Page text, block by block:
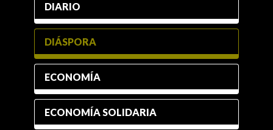
DIARIO
DIÁSPORA
ECONOMÍA
ECONOMÍA SOLIDARIA